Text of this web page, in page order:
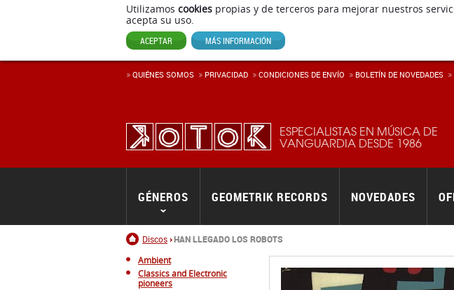
Utilizamos cookies propias y de terceros para mejorar nuestros
acepta su uso.
ACEPTAR MÁS INFORMACIÓN
ESPECIALISTAS EN MÚSICA DE
VANGUARDIA DESDE 1986
Inicio
Discos HAN LLEGADO LOS ROBOTS
GÉNEROS GEOMETRIK RECORDS NOVEDADES
QUIÉNES SOMOS PRIVACIDAD CONDICIONES DE ENVÍ­O BOLETÍN DE NOVEDADES
Ambient
Classics and Electronic
pioneers